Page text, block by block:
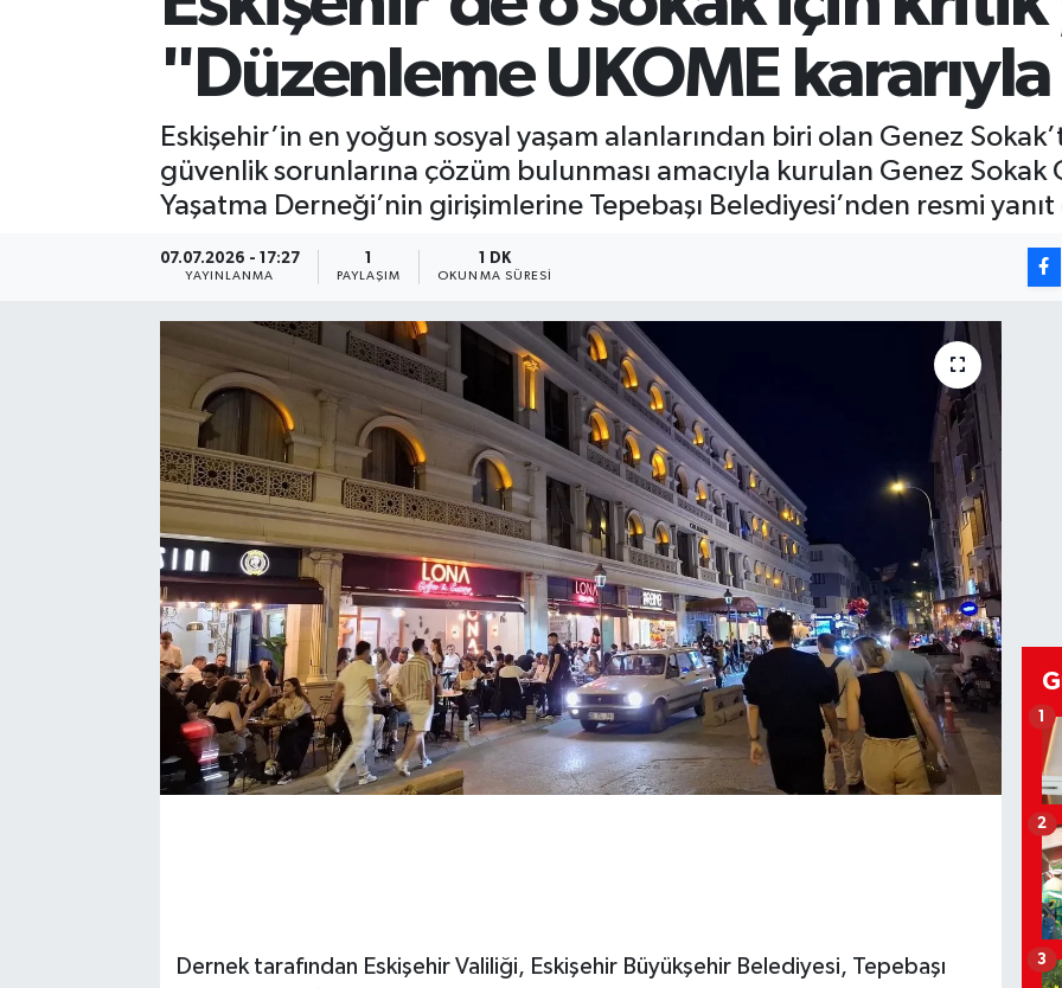
"Düzenleme UKOME
Eskişehir’in en yoğun sosyal yaşam alanlarından biri olan Genez
güvenlik sorunlarına çözüm bulunması amacıyla kurulan Genez
Yaşatma Derneği’nin girişimlerine Tepebaşı Belediyesi’nden resmi
07.07.2026 - 17:27
YAYINLANMA PAYLAŞIM
1 DK
OKUNMA SÜRESI
Dernek tarafından Eskişehir Valiliği, Eskişehir Büyükşehir Belediyesi, Tepebaşı
1
2
3